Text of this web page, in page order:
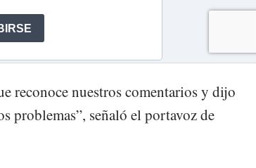
reconoce nuestros comentarios y dijo
problemas”, señaló el portavoz de